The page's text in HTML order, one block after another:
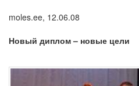
moles.ee, 12.06.08
Новый диплом – новые цели